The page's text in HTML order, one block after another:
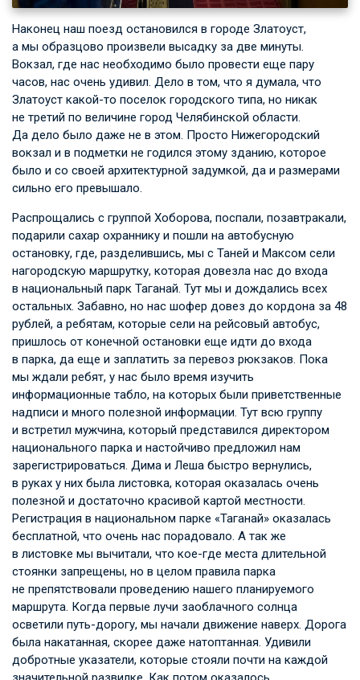
Наконец наш поезд остановился в городе Златоуст,
а мы образцово произвели высадку за две минуты.
Вокзал, где нас необходимо было провести еще пару
часов, нас очень удивил. Дело в том, что я думала, что
Златоуст какой-то поселок городского типа, но никак
не третий по величине город Челябинской области.
Да дело было даже не в этом. Просто Нижегородский
вокзал и в подметки не годился этому зданию, которое
было и со своей архитектурной задумкой, да и размерами
сильно его превышало.
Распрощались с группой Хоборова, поспали, позавтракали,
подарили сахар охраннику и пошли на автобусную
остановку, где, разделившись, мы с Таней и Максом сели
нагородскую маршрутку, которая довезла нас до входа
в национальный парк Таганай. Тут мы и дождались всех
остальных. Забавно, но нас шофер довез до кордона за 48
рублей, а ребятам, которые сели на рейсовый автобус,
пришлось от конечной остановки еще идти до входа
в парка, да еще и заплатить за перевоз рюкзаков. Пока
мы ждали ребят, у нас было время изучить
информационные табло, на которых были приветственные
надписи и много полезной информации. Тут всю группу
и встретил мужчина, который представился директором
национального парка и настойчиво предложил нам
зарегистрироваться. Дима и Леша быстро вернулись,
в руках у них была листовка, которая оказалась очень
полезной и достаточно красивой картой местности.
Регистрация в национальном парке «Таганай» оказалась
бесплатной, что очень нас порадовало. А так же
в листовке мы вычитали, что кое-где места длительной
стоянки запрещены, но в целом правила парка
не препятствовали проведению нашего планируемого
маршрута. Когда первые лучи заоблачного солнца
осветили путь-дорогу, мы начали движение наверх. Дорога
была накатанная, скорее даже натоптанная. Удивили
добротные указатели, которые стояли почти на каждой